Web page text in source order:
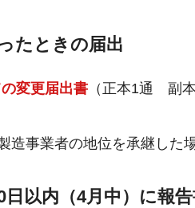
たときの届出
変更届出書（正本1通 副本
造事業者の地位を承継した
以内（4月中）に報